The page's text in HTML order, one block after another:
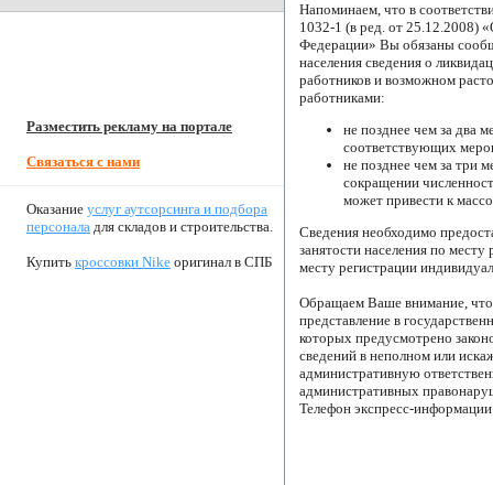
Разместить рекламу на портале
Связаться с нами
Оказание услуг аутсорсинга и подбора
персонала для складов и строительства.
Купить кроссовки Nike оригинал в СПБ
Напоминаем, что в
1032-1 (в ред. от 25.12.2008)
Федерации» Вы обязаны
населения сведения о
работников и возможном
работниками:
не позднее чем за два
соответствующих
не позднее чем за три
сокращении
может привести к
Сведения необходимо
занятости населения по
месту регистрации
Обращаем Ваше внимание, что
представление в
которых предусмотрено
сведений в неполном или
административную
административных
Телефон экспресс-